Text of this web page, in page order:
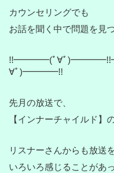
カウンセリングでも
お話を聞く中で問題を見
!!━━━━(ﾟ∀ﾟ
∀ﾟ)━━━━!!
先月の放送で、
【インナーチャイルド
リスナーさんからも放送
いろいろ感じることがあ